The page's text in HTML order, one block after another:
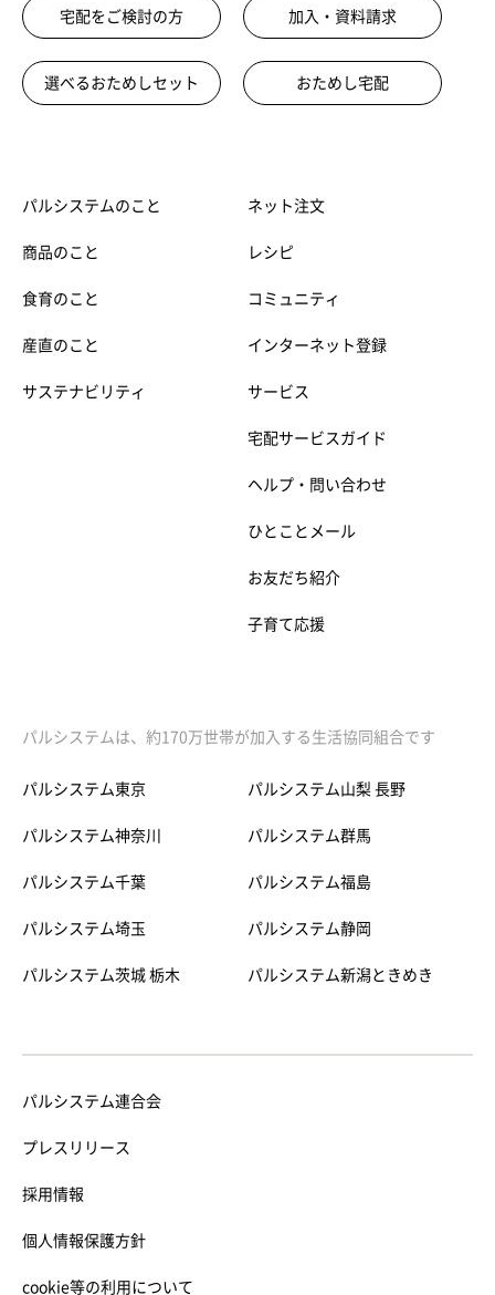
宅配をご検討の方 加入・資料請求
選べるおためしセット おためし宅配
パルシステムのこと
商品のこと
食育のこと
産直のこと
サステナビリティ
ネット注文
レシピ
コミュニティ
インターネット登録
サービス
宅配サービスガイド
ヘルプ・問い合わせ
ひとことメール
お友だち紹介
子育て応援
パルシステムは、約170万世帯が加入する生活協同組合です
パルシステム東京
パルシステム神奈川
パルシステム千葉
パルシステム埼玉
パルシステム茨城 栃木
パルシステム山梨 長野
パルシステム群馬
パルシステム福島
パルシステム静岡
パルシステム新潟ときめき
パルシステム連合会
プレスリリース
採用情報
個人情報保護方針
cookie等の利用について